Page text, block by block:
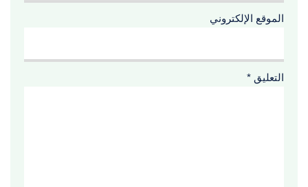
الموقع الإلكتروني
التعليق *